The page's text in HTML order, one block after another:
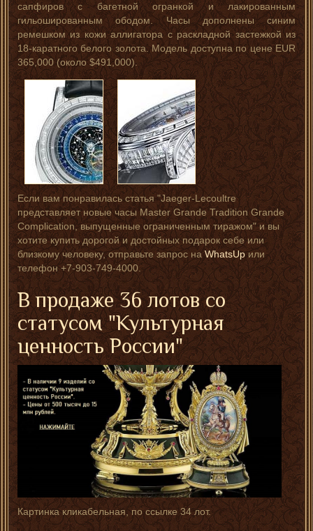
сапфиров с багетной огранкой и лакированным
гильошированным ободом. Часы дополнены синим
ремешком из кожи аллигатора с раскладной застежкой из
18-каратного белого золота. Модель доступна по цене EUR
365,000 (около $491,000).
Если вам понравилась статья "Jaeger-Lecoultre
представляет новые часы Master Grande Tradition Grande
Complication, выпущенные ограниченным тиражом" и вы
хотите купить дорогой и достойных подарок себе или
близкому человеку, отправьте запрос наWhatsUpили
телефон +7-903-749-4000.
В продаже 36 лотов со
статусом "Культурная
ценность России"
Картинка кликабельная, по ссылке 34 лот.